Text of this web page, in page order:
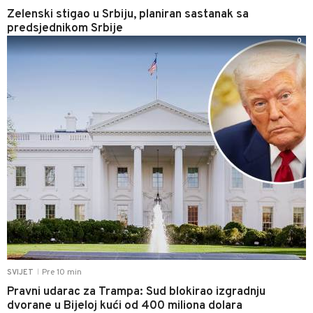
Zelenski stigao u Srbiju, planiran sastanak sa
predsjednikom Srbije
SVIJET Pre 10 min
Pravni udarac za Trampa: Sud blokirao izgradnju
dvorane u Bijeloj kući od 400 miliona dolara
0